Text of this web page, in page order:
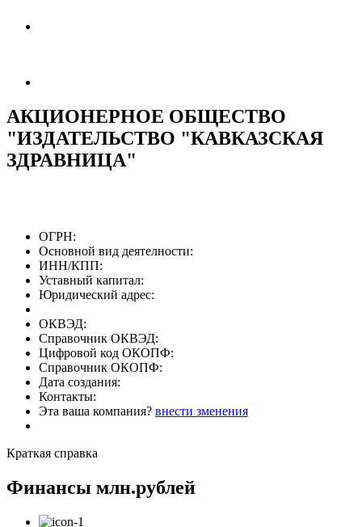
АКЦИОНЕРНОЕ ОБЩЕСТВО
"ИЗДАТЕЛЬСТВО "КАВКАЗСКАЯ
ЗДРАВНИЦА"
ОГРН:
Основной вид деятелности:
ИНН/КПП:
Уставный капитал:
Юридический адрес:
ОКВЭД:
Справочник ОКВЭД:
Цифровой код ОКОПФ:
Справочник ОКОПФ:
Дата создания:
Контакты:
Эта ваша компания? внести зменения
Краткая справка
Финансы млн.рублей